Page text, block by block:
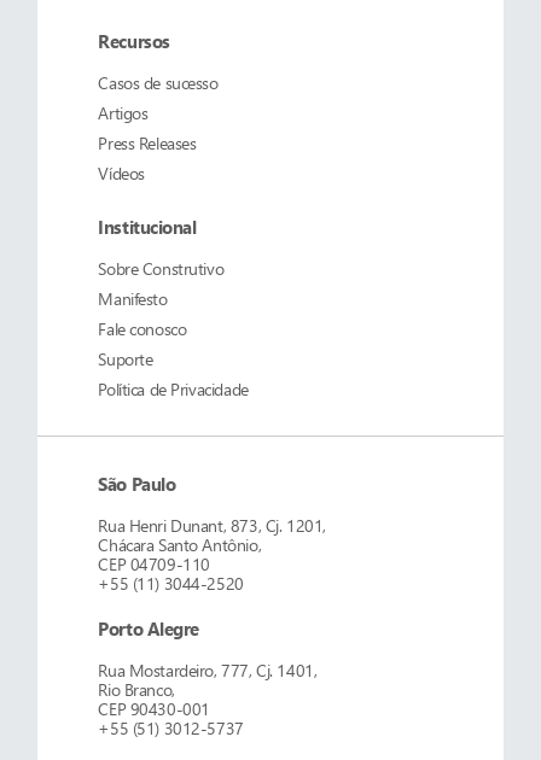
Recursos
Casos de sucesso
Artigos
Press Releases
Vídeos
Institucional
SobreConstrutivo
Manifesto
Fale conosco
Suporte
Política de Privacidade
São Paulo
Rua Henri Dunant, 873, Cj. 1201,
Chácara Santo Antônio,
CEP 04709-110
+55 (11) 3044-2520
Porto Alegre
Rua Mostardeiro, 777, Cj. 1401,
Rio Branco,
CEP 90430-001
+55 (51) 3012-5737